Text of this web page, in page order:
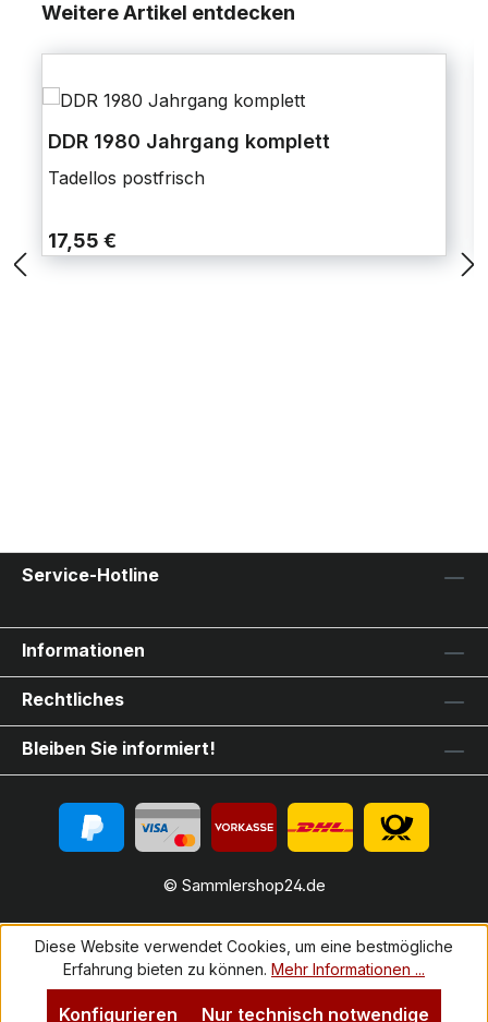
Weitere Artikel entdecken
DDR 1980 Jahrgang komplett
Tadellos postfrisch
17,55 €
Service-Hotline
Informationen
Rechtliches
Bleiben Sie informiert!
© Sammlershop24.de
Diese Website verwendet Cookies, um eine bestmögliche
Erfahrung bieten zu können. Mehr Informationen ...
Nur technisch notwendige
Konfigurieren